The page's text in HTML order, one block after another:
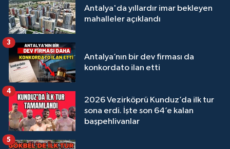
Antalya'da yıllardır imar bekleyen
mahalleler açıklandı
Antalya’nın bir dev firması da
konkordato ilan etti
3
2026 Vezirköprü Kunduz’da ilk tur
sona erdi. İşte son 64’e kalan
başpehlivanlar
4
5